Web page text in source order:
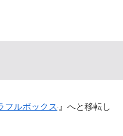
フルボックス 』へと移転し